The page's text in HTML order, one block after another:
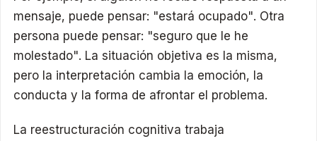
mensaje, puede pensar: "estará ocupado". Otra
persona puede pensar: "seguro que le he
molestado". La situación objetiva es la misma,
pero la interpretación cambia la emoción, la
conducta y la forma de afrontar el problema.
La reestructuración cognitiva trabaja